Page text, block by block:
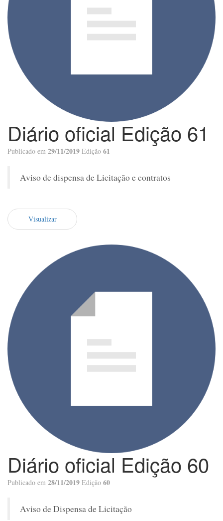
Diário oficial Edição 61
Publicado em 29/11/2019 Edição 61
Aviso de dispensa de Licitação e contratos
Visualizar
Diário oficial Edição 60
Publicado em 28/11/2019 Edição 60
Aviso de Dispensa de Licitação